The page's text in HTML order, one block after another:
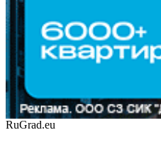
RuGrad.eu